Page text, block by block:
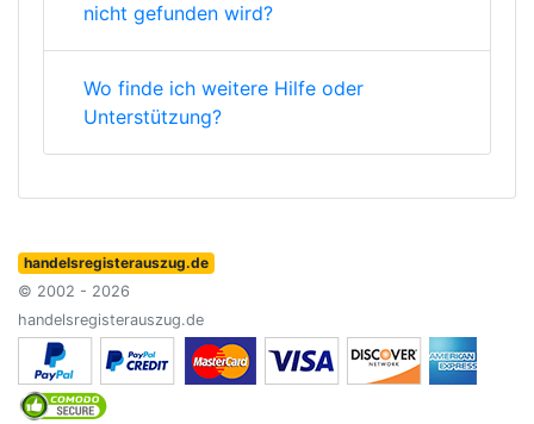
nicht gefunden wird?
Wo finde ich weitere Hilfe oder
Unterstützung?
handelsregisterauszug.de
© 2002 - 2026
handelsregisterauszug.de